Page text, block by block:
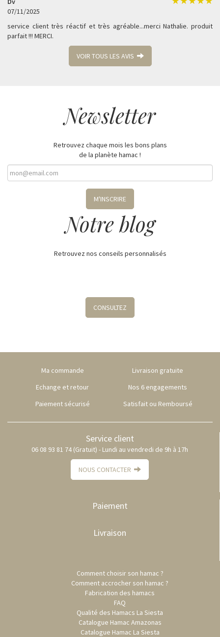
07/11/2025
service client très réactif et très agréable...merci Nathalie. produit
parfait !!! MERCI.
VOIR TOUS LES AVIS
Newsletter
Retrouvez chaque mois les bons plans
de la planète hamac !
M'INSCRIRE
Notre blog
Retrouvez nos conseils personnalisés
CONSULTEZ
Ma commande
Livraison gratuite
Echange et retour
Nos 6 engagements
Paiement sécurisé
Satisfait ou Remboursé
Service client
06 08 93 81 74 (Gratuit) - Lundi au vendredi de 9h à 17h
NOUS CONTACTER
Paiement
Livraison
Comment choisir son hamac ?
Comment accrocher son hamac ?
Fabrication des hamacs
FAQ
Qualité des Hamacs La Siesta
Catalogue Hamac Amazonas
Catalogue Hamac La Siesta